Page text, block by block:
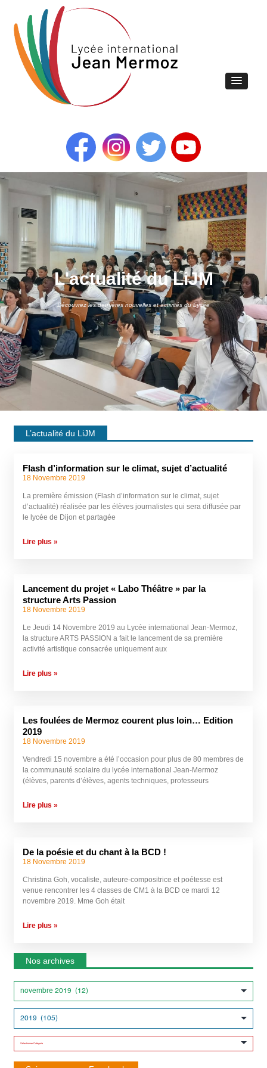
L'actualité du LiJM
Découvrez les dernières nouvelles et activités du Lycée
L’actualité du LiJM
Flash d’information sur le climat, sujet d’actualité
18 Novembre 2019
La première émission (Flash d’information sur le climat, sujet
d’actualité) réalisée par les élèves journalistes qui sera diffusée par
le lycée de Dijon et partagée
Lire plus »
Lancement du projet « Labo Théâtre » par la
structure Arts Passion
18 Novembre 2019
Le Jeudi 14 Novembre 2019 au Lycée international Jean-Mermoz,
la structure ARTS PASSION a fait le lancement de sa première
activité artistique consacrée uniquement aux
Lire plus »
Les foulées de Mermoz courent plus loin… Edition
2019
18 Novembre 2019
Vendredi 15 novembre a été l’occasion pour plus de 80 membres de
la communauté scolaire du lycée international Jean-Mermoz
(élèves, parents d’élèves, agents techniques, professeurs
Lire plus »
De la poésie et du chant à la BCD !
18 Novembre 2019
Christina Goh, vocaliste, auteure-compositrice et poétesse est
venue rencontrer les 4 classes de CM1 à la BCD ce mardi 12
novembre 2019. Mme Goh était
Lire plus »
Nos archives